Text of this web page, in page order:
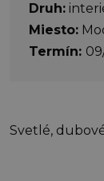
Druh:
Miesto:
Termín:
Svetlé,